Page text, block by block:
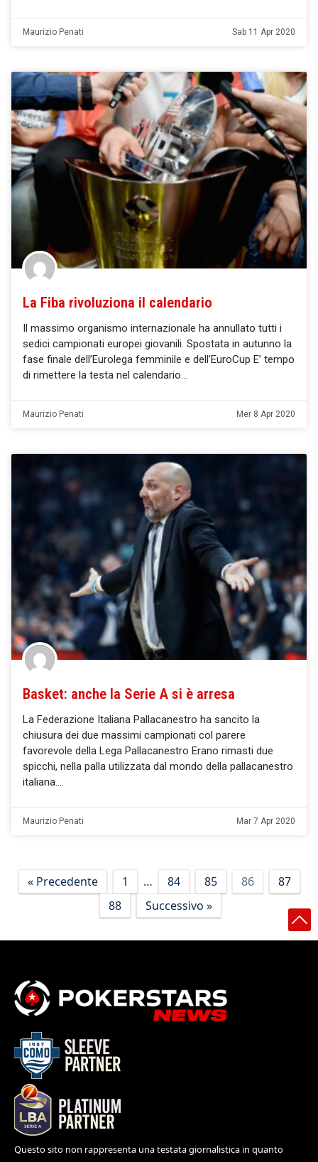
Maurizio Penati Sab 11 Apr 2020
La Fiba rivoluziona il calendario
Il massimo organismo internazionale ha annullato tutti i
sedici campionati europei giovanili. Spostata in autunno la
fase finale dell’Eurolega femminile e dell’EuroCup E’ tempo
di rimettere la testa nel calendario
Maurizio Penati Mer 8 Apr 2020
Basket: anche la Serie A si è arresa
La Federazione Italiana Pallacanestro ha sancito la
chiusura dei due massimi campionati col parere
favorevole della Lega Pallacanestro Erano rimasti due
spicchi, nella palla utilizzata dal mondo della pallacanestro
italiana.
Maurizio Penati Mar 7 Apr 2020
« Precedente 1 … 84 85 86
87
88
Successivo »
Questo sito non rappresenta una testata giornalistica in quanto